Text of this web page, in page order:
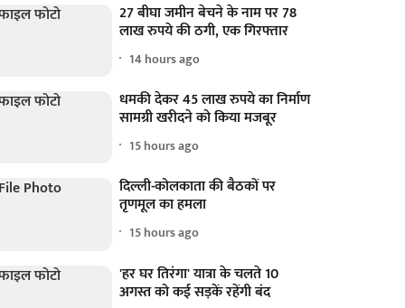
27 बीघा जमीन बेचने के नाम पर 78
लाख रुपये की ठगी, एक गिरफ्तार
14 hours ago
धमकी देकर 45 लाख रुपये का निर्माण
सामग्री खरीदने को किया मजबूर
15 hours ago
दिल्ली-कोलकाता की बैठकों पर
तृणमूल का हमला
15 hours ago
'हर घर तिरंगा' यात्रा के चलते 10
अगस्त को कई सड़कें रहेंगी बंद